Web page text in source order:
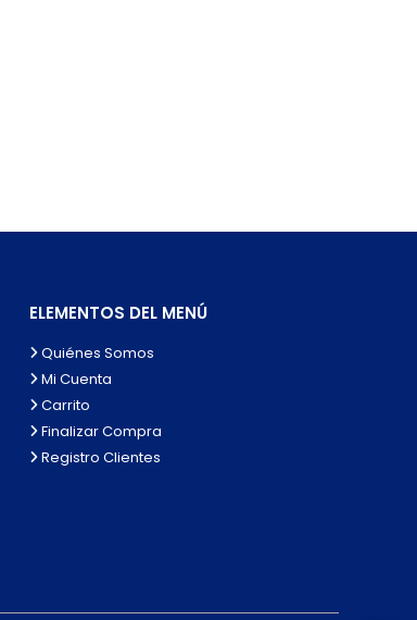
ELEMENTOS DEL MENÚ
Quiénes Somos
Mi Cuenta
Carrito
Finalizar Compra
Registro Clientes